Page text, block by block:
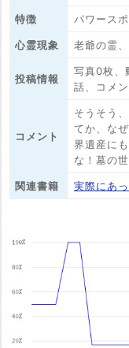
特徴 パワース
心霊現象 老爺の霊
投稿情報
写真0枚、
話、コメ
コメント
そうそう
てか、な
界遺産に
な！墓の
関連書籍 実際にあ